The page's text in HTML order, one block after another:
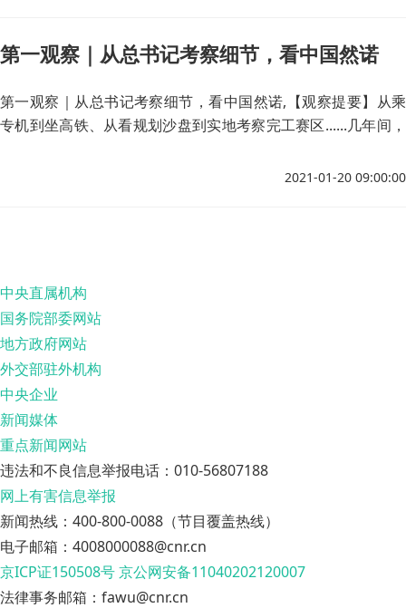
第一观察｜从总书记考察细节，看中国然诺
第一观察｜从总书记考察细节，看中国然诺,【观察提要】从乘
专机到坐高铁、从看规划沙盘到实地考察完工赛区......几年间，
重承诺。不仅仅是京张高铁，总书记此次考察的赛区、赛场，都
2021-01-20 09:00:00
中央直属机构
国务院部委网站
地方政府网站
外交部驻外机构
中央企业
新闻媒体
重点新闻网站
违法和不良信息举报电话：010-56807188
网上有害信息举报
新闻热线：400-800-0088（节目覆盖热线）
电子邮箱：4008000088@cnr.cn
京ICP证150508号京公网安备11040202120007
法律事务邮箱：fawu@cnr.cn